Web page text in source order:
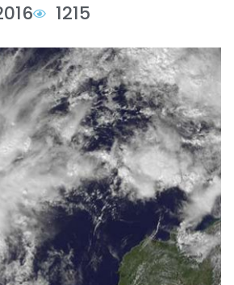
1215